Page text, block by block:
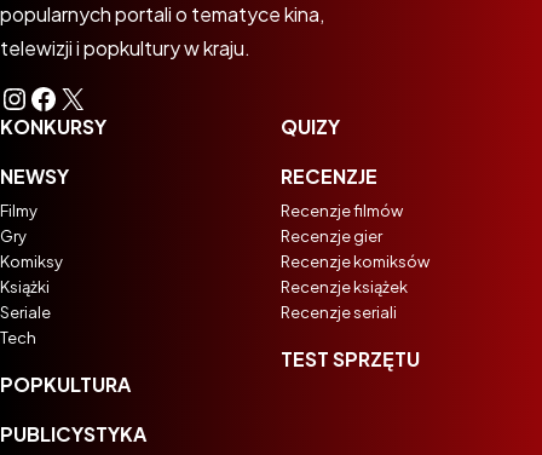
popularnych portali o tematyce kina,
telewizji i popkultury w kraju.
Instagram
Facebook
X
KONKURSY
NEWSY
Filmy
Gry
Komiksy
Książki
Seriale
Tech
POPKULTURA
PUBLICYSTYKA
QUIZY
RECENZJE
Recenzje filmów
Recenzje gier
Recenzje komiksów
Recenzje książek
Recenzje seriali
TEST SPRZĘTU